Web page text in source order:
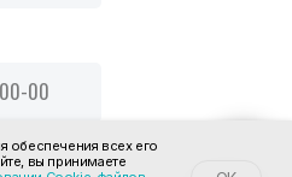
обеспечения всех его
вы принимаете